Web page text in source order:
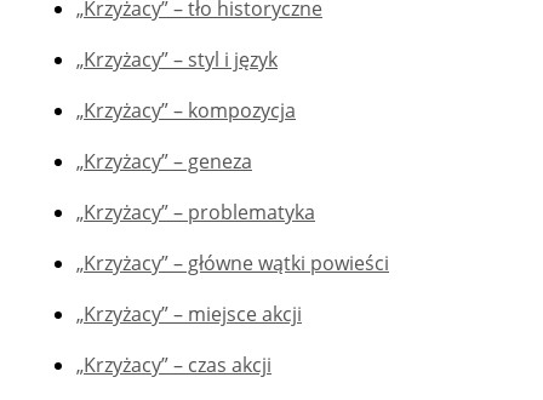
„Krzyżacy” – tło historyczne
„Krzyżacy” – styl i język
„Krzyżacy” – kompozycja
„Krzyżacy” – geneza
„Krzyżacy” – problematyka
„Krzyżacy” – główne wątki powieści
„Krzyżacy” – miejsce akcji
„Krzyżacy” – czas akcji